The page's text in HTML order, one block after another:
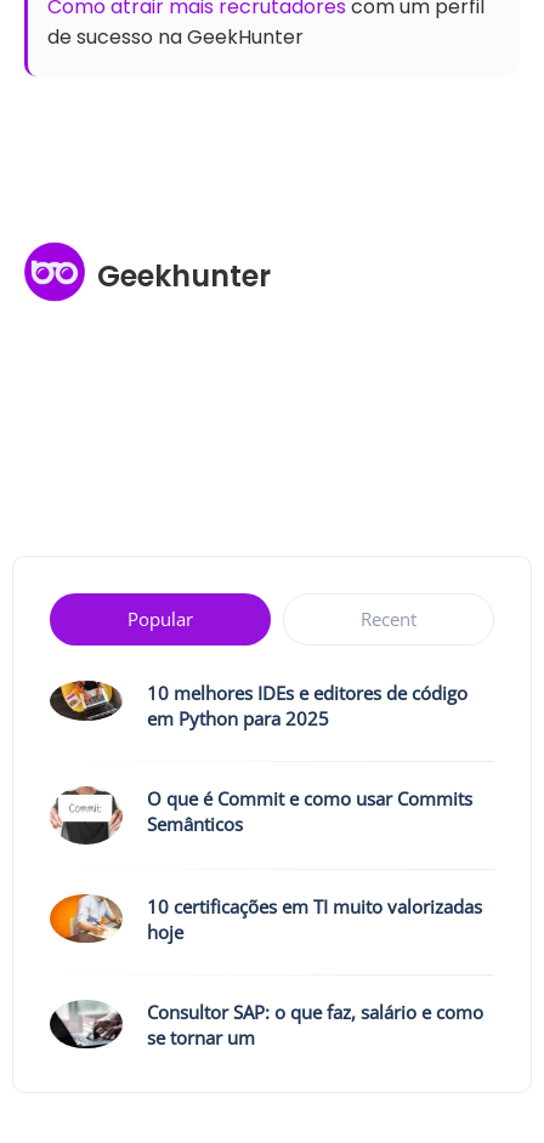
Como atrair mais recrutadorescom um perfil
de sucesso na GeekHunter
Geekhunter
Popular Recent
10 melhores IDEs e editores de código
em Python para 2025
O que é Commit e como usar Commits
Semânticos
10 certificações em TI muito valorizadas
hoje
Consultor SAP: o que faz, salário e como
se tornar um